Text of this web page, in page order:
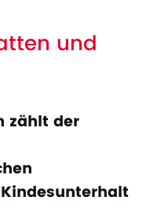
und
zählt der